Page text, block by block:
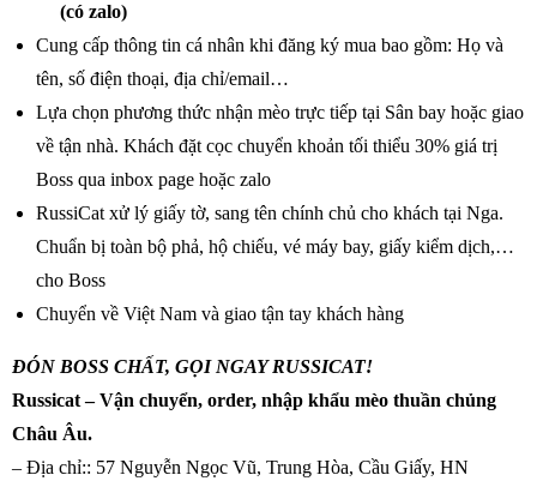
(có zalo)
Cung cấp thông tin cá nhân khi đăng ký mua bao gồm: Họ và
tên, số điện thoại, địa chỉ/email…
Lựa chọn phương thức nhận mèo trực tiếp tại Sân bay hoặc giao
về tận nhà. Khách đặt cọc chuyển khoản tối thiểu 30% giá trị
Boss qua inbox page hoặc zalo
RussiCat xử lý giấy tờ, sang tên chính chủ cho khách tại Nga.
Chuẩn bị toàn bộ phả, hộ chiếu, vé máy bay, giấy kiểm dịch,…
cho Boss
Chuyển về Việt Nam và giao tận tay khách hàng
ĐÓN BOSS CHẤT, GỌI NGAY RUSSICAT!
Russicat – Vận chuyển, order, nhập khẩu mèo thuần chủng
Châu Âu.
– Địa chỉ:: 57 Nguyễn Ngọc Vũ, Trung Hòa, Cầu Giấy, HN